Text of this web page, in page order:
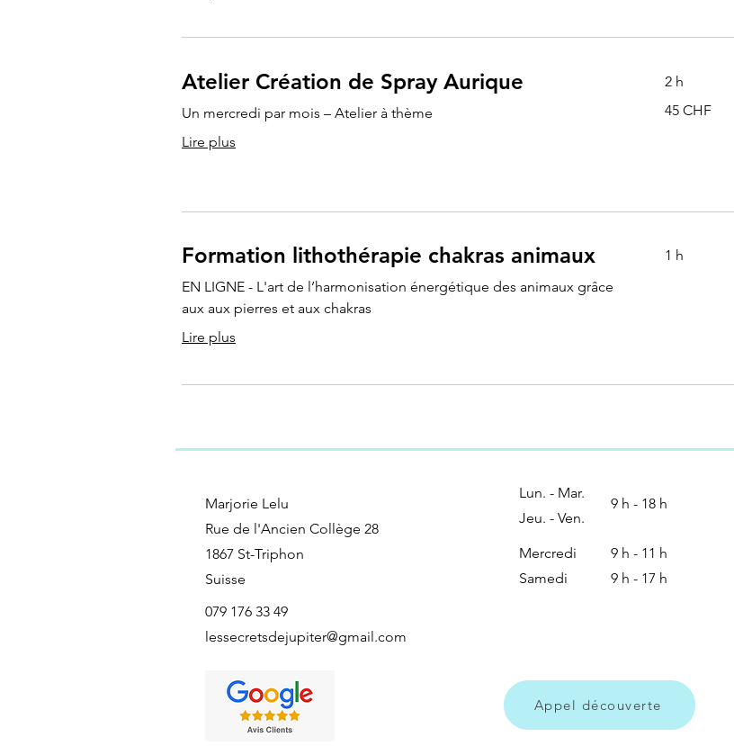
Atelier Création de Spray Aurique
Un mercredi par mois – Atelier à thème
Lire plus
2 h
francs
45 CHF
Formation lithothérapie chakras animaux
EN LIGNE - L'art de l’harmonisation énergétique des animaux grâce
aux aux pierres et aux chakras
Lire plus
1 h
Marjorie Lelu
Rue de l'Ancien Collège 28
1867 St-Triphon
Suisse
079 176 33 49
lessecretsdejupiter@gmail.com
Lun. - Mar.
Jeu. - Ven.
9 h - 18 h
Mercredi
Samedi
9 h - 11 h
9 h - 17 h
Appel découverte